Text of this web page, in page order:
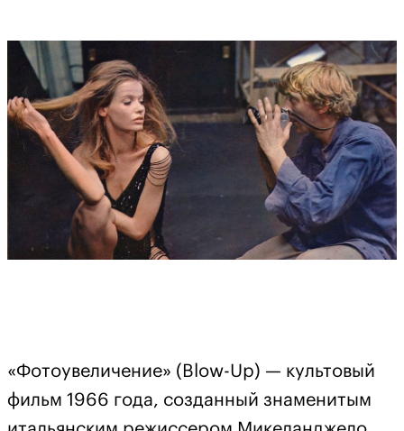
«Фотоувеличение» (Blow-Up) — культовый
фильм 1966 года, созданный знаменитым